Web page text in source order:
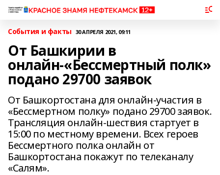
События и факты 30 АПРЕЛЯ 2021, 09:11
От Башкирии в
онлайн-«Бессмертный полк»
подано 29700 заявок
От Башкортостана для онлайн-участия в
«Бессмертном полку» подано 29700 заявок.
Трансляция онлайн-шествия стартует в
15:00 по местному времени. Всех героев
Бессмертного полка онлайн от
Башкортостана покажут по телеканалу
«Салям».